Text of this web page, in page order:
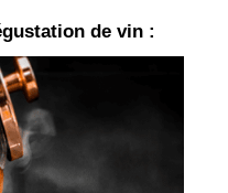
de vin :